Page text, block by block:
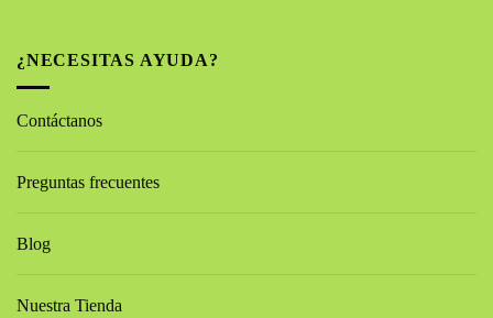
¿NECESITAS AYUDA?
Contáctanos
Preguntas frecuentes
Blog
Nuestra Tienda